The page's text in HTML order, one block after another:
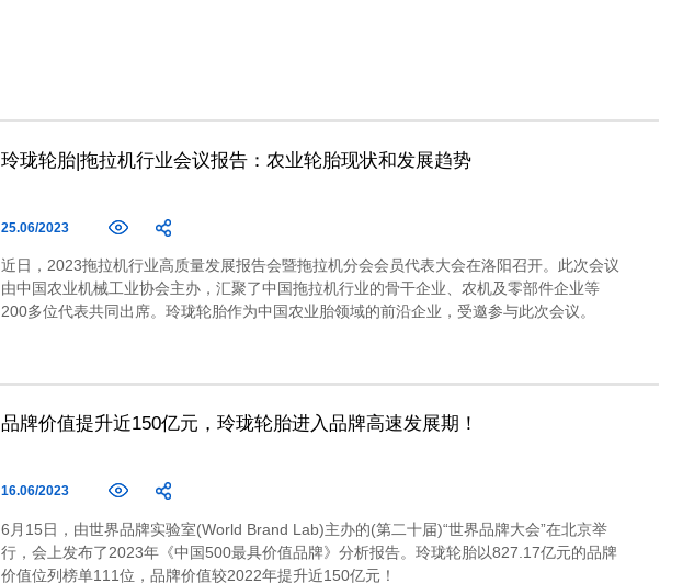
玲珑轮胎|拖拉机行业会议报告：农业轮胎现状和发展趋势
25.06/2023
近日，2023拖拉机行业高质量发展报告会暨拖拉机分会会员代表大会在洛阳召开。此次会议
由中国农业机械工业协会主办，汇聚了中国拖拉机行业的骨干企业、农机及零部件企业等
200多位代表共同出席。玲珑轮胎作为中国农业胎领域的前沿企业，受邀参与此次会议。
品牌价值提升近150亿元，玲珑轮胎进入品牌高速发展期！
16.06/2023
6月15日，由世界品牌实验室(World Brand Lab)主办的(第二十届)“世界品牌大会”在北京举
行，会上发布了2023年《中国500最具价值品牌》分析报告。玲珑轮胎以827.17亿元的品牌
价值位列榜单111位，品牌价值较2022年提升近150亿元！